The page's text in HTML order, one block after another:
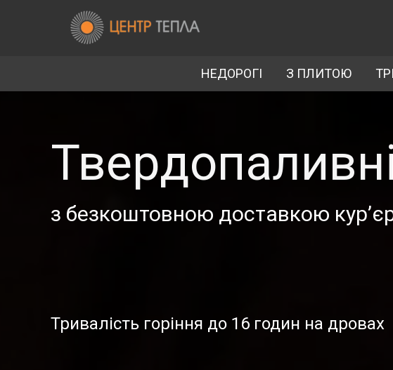
НЕДОРОГІ З ПЛИТОЮ
Тривалість горіння до 16 годин на дровах
з безкоштовною доставкою